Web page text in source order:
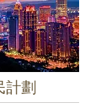
計劃